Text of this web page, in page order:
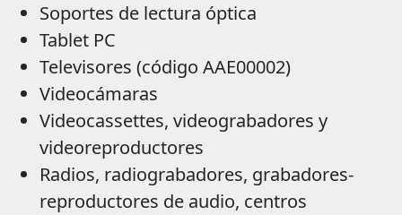
Soportes de lectura óptica
Tablet PC
Televisores (código AAE00002)
Videocámaras
Videocassettes, videograbadores y
videoreproductores
Radios, radiograbadores, grabadores-
reproductores de audio, centros